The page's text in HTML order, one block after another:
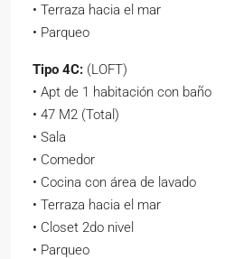
• Terraza hacia el mar
• Parqueo
Tipo 4C: (LOFT)
• Apt de 1 habitación con baño
• 47 M2 (Total)
• Sala
• Comedor
• Cocina con área de lavado
• Terraza hacia el mar
• Closet 2do nivel
• Parqueo